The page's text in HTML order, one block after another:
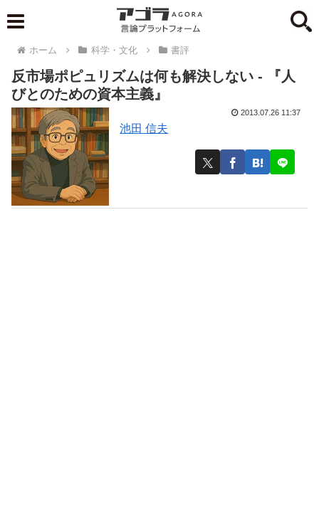
ホーム 科学・文化 書評
反市場ポピュリズムは何も解決しない - 『人
びとのための資本主義』
池田 信夫
2013.07.26 11:37